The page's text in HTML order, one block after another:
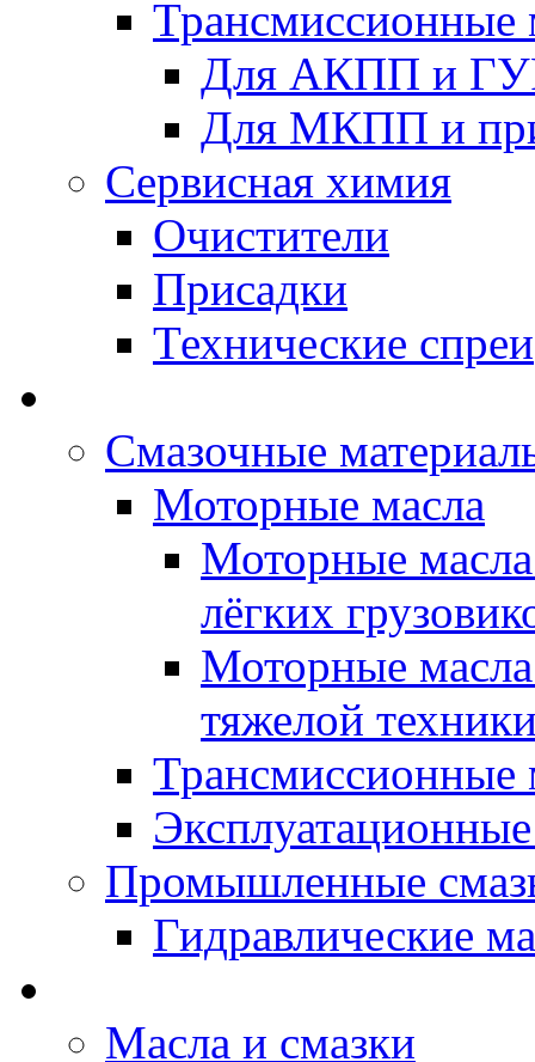
Трансмиссионные
Для АКПП и
Для МКПП и
Сервисная химия
Очистители
Присадки
Технические спреи
Смазочные
Моторные масла
Моторные
лёгких
Моторные
тяжелой
Трансмиссионные
Промышленные
Гидравлические
Масла и смазки